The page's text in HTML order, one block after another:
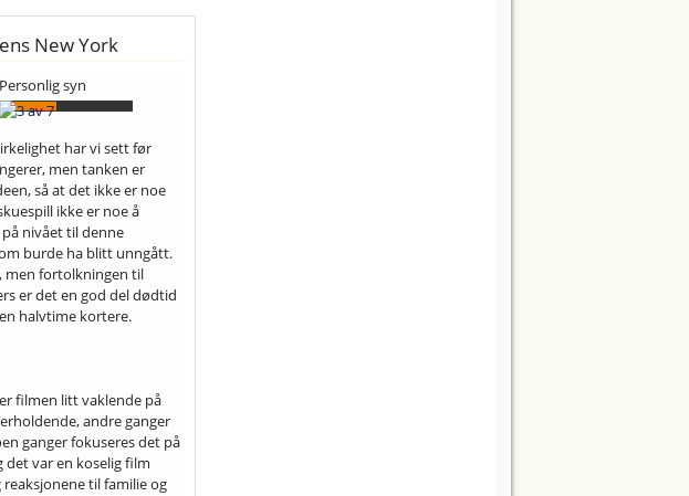
New York
Personlig syn
har vi sett før
men tanken er
så at det ikke er noe
ikke er noe å
nivået til denne
burde ha blitt unngått.
men fortolkningen til
er det en god del dødtid
halvtime kortere.
filmen litt vaklende på
andre ganger
ganger fokuseres det på
det var en koselig film
til familie og